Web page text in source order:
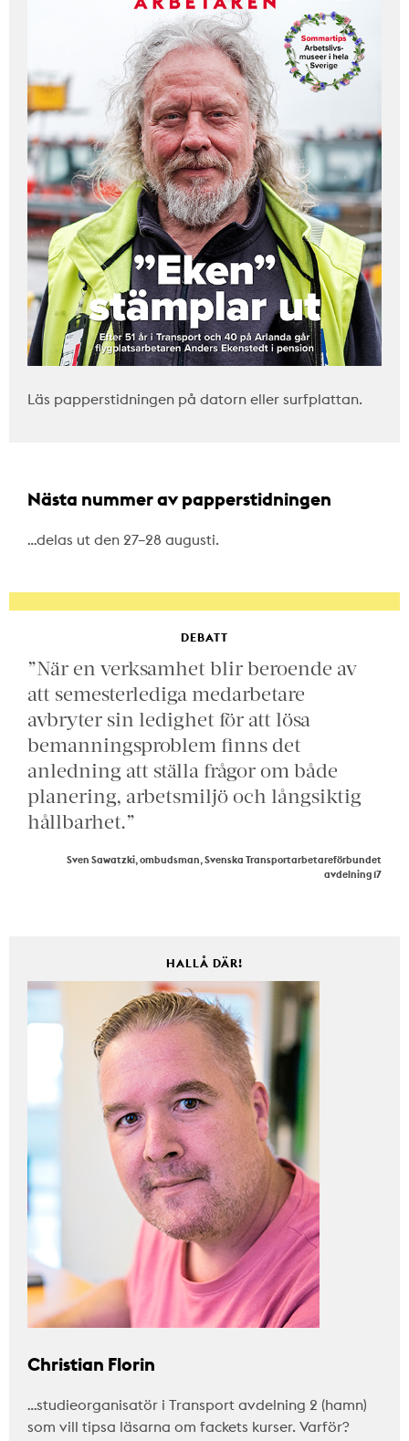
Läs papperstidningen på datorn eller surfplattan.
Nästa nummer av papperstidningen
…delas ut den 27–28 augusti.
DEBATT
”När en verksamhet blir beroende av
att semesterlediga medarbetare
avbryter sin ledighet för att lösa
bemanningsproblem finns det
anledning att ställa frågor om både
planering, arbetsmiljö och långsiktig
hållbarhet.”
Sven Sawatzki, ombudsman, Svenska Transportarbetareförbundet
avdelning 17
HALLÅ DÄR!
Christian Florin
…studieorganisatör i Transport avdelning 2 (hamn)
som vill tipsa läsarna om fackets kurser. Varför?